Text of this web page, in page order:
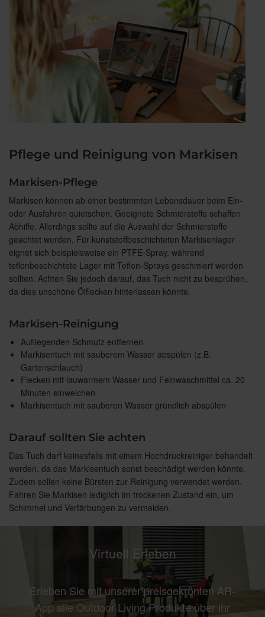
Pflege und Reinigung von Markisen
Markisen-Pflege
Markisen können ab einer bestimmten Lebensdauer beim Ein-
oder Ausfahren quietschen. Geeignete Schmierstoffe schaffen
Abhilfe. Allerdings sollte auf die Auswahl der Schmierstoffe
geachtet werden. Für kunststoffbeschichteten Markisenlager
eignet sich beispielsweise ein PTFE-Spray, während
teflonbeschichtete Lager mit Teflon-Sprays geschmiert werden
sollten. Achten Sie jedoch darauf, das Tuch nicht zu besprühen,
da dies unschöne Ölflecken hinterlassen könnte.
Markisen-Reinigung
Aufliegenden Schmutz entfernen
Markisentuch mit sauberem Wasser abspülen (z.B.
Gartenschlauch)
Flecken mit lauwarmem Wasser und Feinwaschmittel ca. 20
Minuten einweichen
Markisentuch mit sauberen Wasser gründlich abspülen
Darauf sollten Sie achten
Das Tuch darf keinesfalls mit einem Hochdruckreiniger behandelt
werden, da das Markisentuch sonst beschädigt werden könnte.
Zudem sollen keine Bürsten zur Reinigung verwendet werden.
Fahren Sie Markisen lediglich im trockenen Zustand ein, um
Schimmel und Verfärbungen zu vermeiden.
Virtuell Erleben
Erleben Sie mit unserer preisgekrönten AR-
App alle Outdoor Living Produkte über ihr